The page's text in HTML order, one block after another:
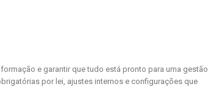
e garantir que tudo está pronto para uma gestão
por lei, ajustes internos e configurações que